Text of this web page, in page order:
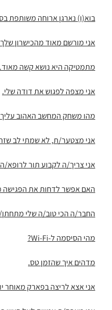
בוא(ו) נארגן ארוחה משותפת
אני מורשם מאוד מהכישרון
מתמטיקה היא נושא קשה מאוד.
אני מצפה לפגוש את דודה שלי.
מהו משחק המחשב האהוב
אני מצטער/ת, לא שמתי לב
אני צריך/ה לקבוע תור לרופא/
האם אפשר לדחות את הפגישה
החבר/ה הכי טוב/ה שלי
מהי הסיסמה ל-Wi-Fi?
מדהים איך שהזמן טס.
אני אצא לריצה בפארק מאוחר